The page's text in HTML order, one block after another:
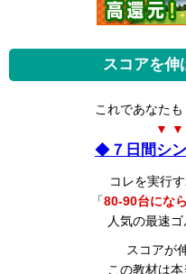
スコアを伸
これであなたも
▼
◆ ７日間シ
コレを実行
「80-90台にな
人気の最速
スコアが
この教材は